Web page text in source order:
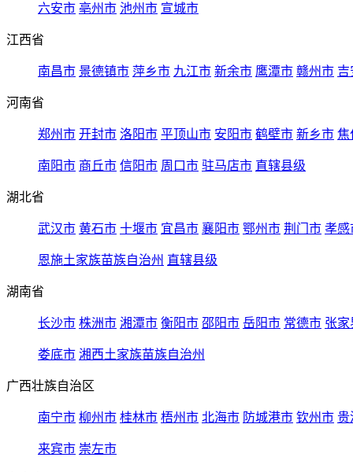
六安市 亳州市 池州市 宣城市
江西省
南昌市 景德镇市 萍乡市 九江市 新余市 鹰潭市 赣州市 吉
河南省
郑州市 开封市 洛阳市 平顶山市 安阳市 鹤壁市 新乡市 焦
南阳市 商丘市 信阳市 周口市 驻马店市 直辖县级
湖北省
武汉市 黄石市 十堰市 宜昌市 襄阳市 鄂州市 荆门市 孝感
恩施土家族苗族自治州 直辖县级
湖南省
长沙市 株洲市 湘潭市 衡阳市 邵阳市 岳阳市 常德市 张家
娄底市 湘西土家族苗族自治州
广西壮族自治区
南宁市 柳州市 桂林市 梧州市 北海市 防城港市 钦州市 贵
来宾市 崇左市